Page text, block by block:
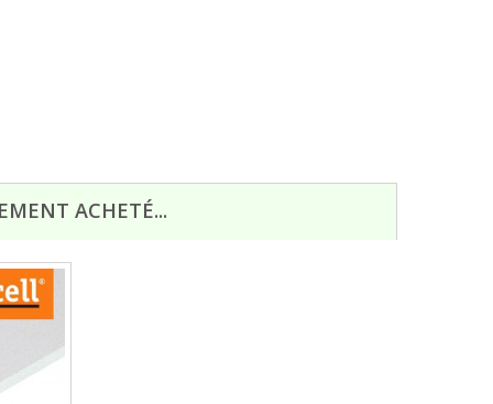
ACHETÉ...